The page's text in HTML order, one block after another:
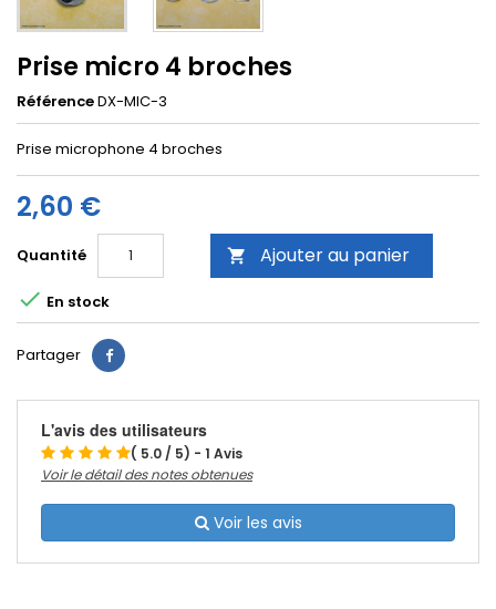
Prise micro 4 broches
RéférenceDX-MIC-3
Prise microphone 4 broches
2,60 €
Quantité  Ajouter au panier
 En stock
Partager
L'avis des utilisateurs
( 5.0 / 5) - 1 Avis
Voir le détail des notes obtenues
Voir les avis